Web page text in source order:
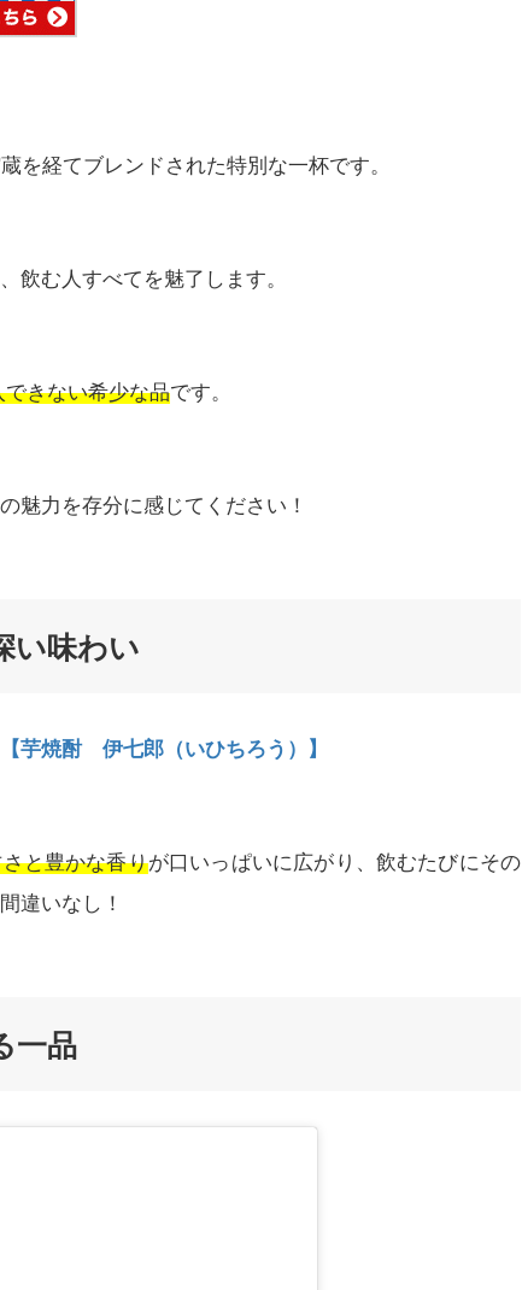
を経てブレンドされた特別な一杯です。
飲む人すべてを魅了します。
きない希少な品です。
魅力を存分に感じてください！
い味わい
【芋焼酎 伊七郎（いひちろう）】
と豊かな香りが口いっぱいに広がり、飲むたびにその
違いなし！
一品